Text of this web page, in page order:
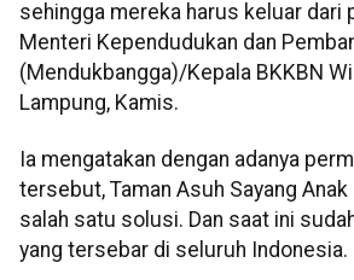
sehingga mereka harus keluar dari
Menteri Kependudukan dan
(Mendukbangga)/Kepala BKKBN
Lampung, Kamis.
Ia mengatakan dengan adanya
tersebut, Taman Asuh Sayang
salah satu solusi. Dan saat ini
yang tersebar di seluruh Indonesia.